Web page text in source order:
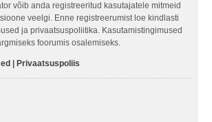
võib anda registreeritud kasutajatele mitmeid
veelgi. Enne registreerumist loe kindlasti
ja privaatsuspoliitika. Kasutamistingimused
foorumis osalemiseks.
Privaatsuspoliis